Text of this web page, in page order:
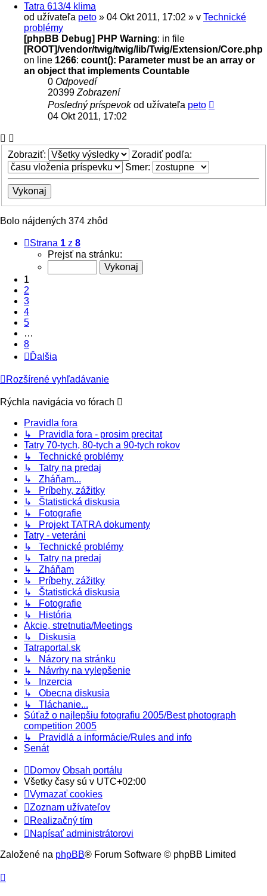
Tatra 613/4 klima
od užívateľa peto » 04 Okt 2011, 17:02 » v Technické
problémy
[phpBB Debug] PHP Warning: in file
[ROOT]/vendor/twig/twig/lib/Twig/Extension/Core.php
on line 1266: count(): Parameter must be an array or
an object that implements Countable
0 Odpovedí
20399 Zobrazení
Posledný príspevokod užívateľa peto
04 Okt 2011, 17:02
Zobraziť:
Zoradiť podľa:
Smer:
Bolo nájdených 374 zhôd
Strana 1 z 8
Prejsť na stránku:
1
2
3
4
5
…
8
Ďalšia
Rozšírené vyhľadávanie
Rýchla navigácia vo fórach
Pravidla fora
↳ Pravidla fora - prosim precitat
Tatry 70-tych, 80-tych a 90-tych rokov
↳ Technické problémy
↳ Tatry na predaj
↳ Zháňam...
↳ Príbehy, zážitky
↳ Štatistická diskusia
↳ Fotografie
↳ Projekt TATRA dokumenty
Tatry - veteráni
↳ Technické problémy
↳ Tatry na predaj
↳ Zháňam
↳ Príbehy, zážitky
↳ Štatistická diskusia
↳ Fotografie
↳ História
Akcie, stretnutia/Meetings
↳ Diskusia
Tatraportal.sk
↳ Názory na stránku
↳ Návrhy na vylepšenie
↳ Inzercia
↳ Obecna diskusia
↳ Tláchanie...
Súťaž o najlepšiu fotografiu 2005/Best photograph
competition 2005
↳ Pravidlá a informácie/Rules and info
Senát
Domov Obsah portálu
Všetky časy sú v UTC+02:00
Vymazať cookies
Zoznam užívateľov
Realizačný tím
Napísať administrátorovi
Založené na phpBB® Forum Software © phpBB Limited